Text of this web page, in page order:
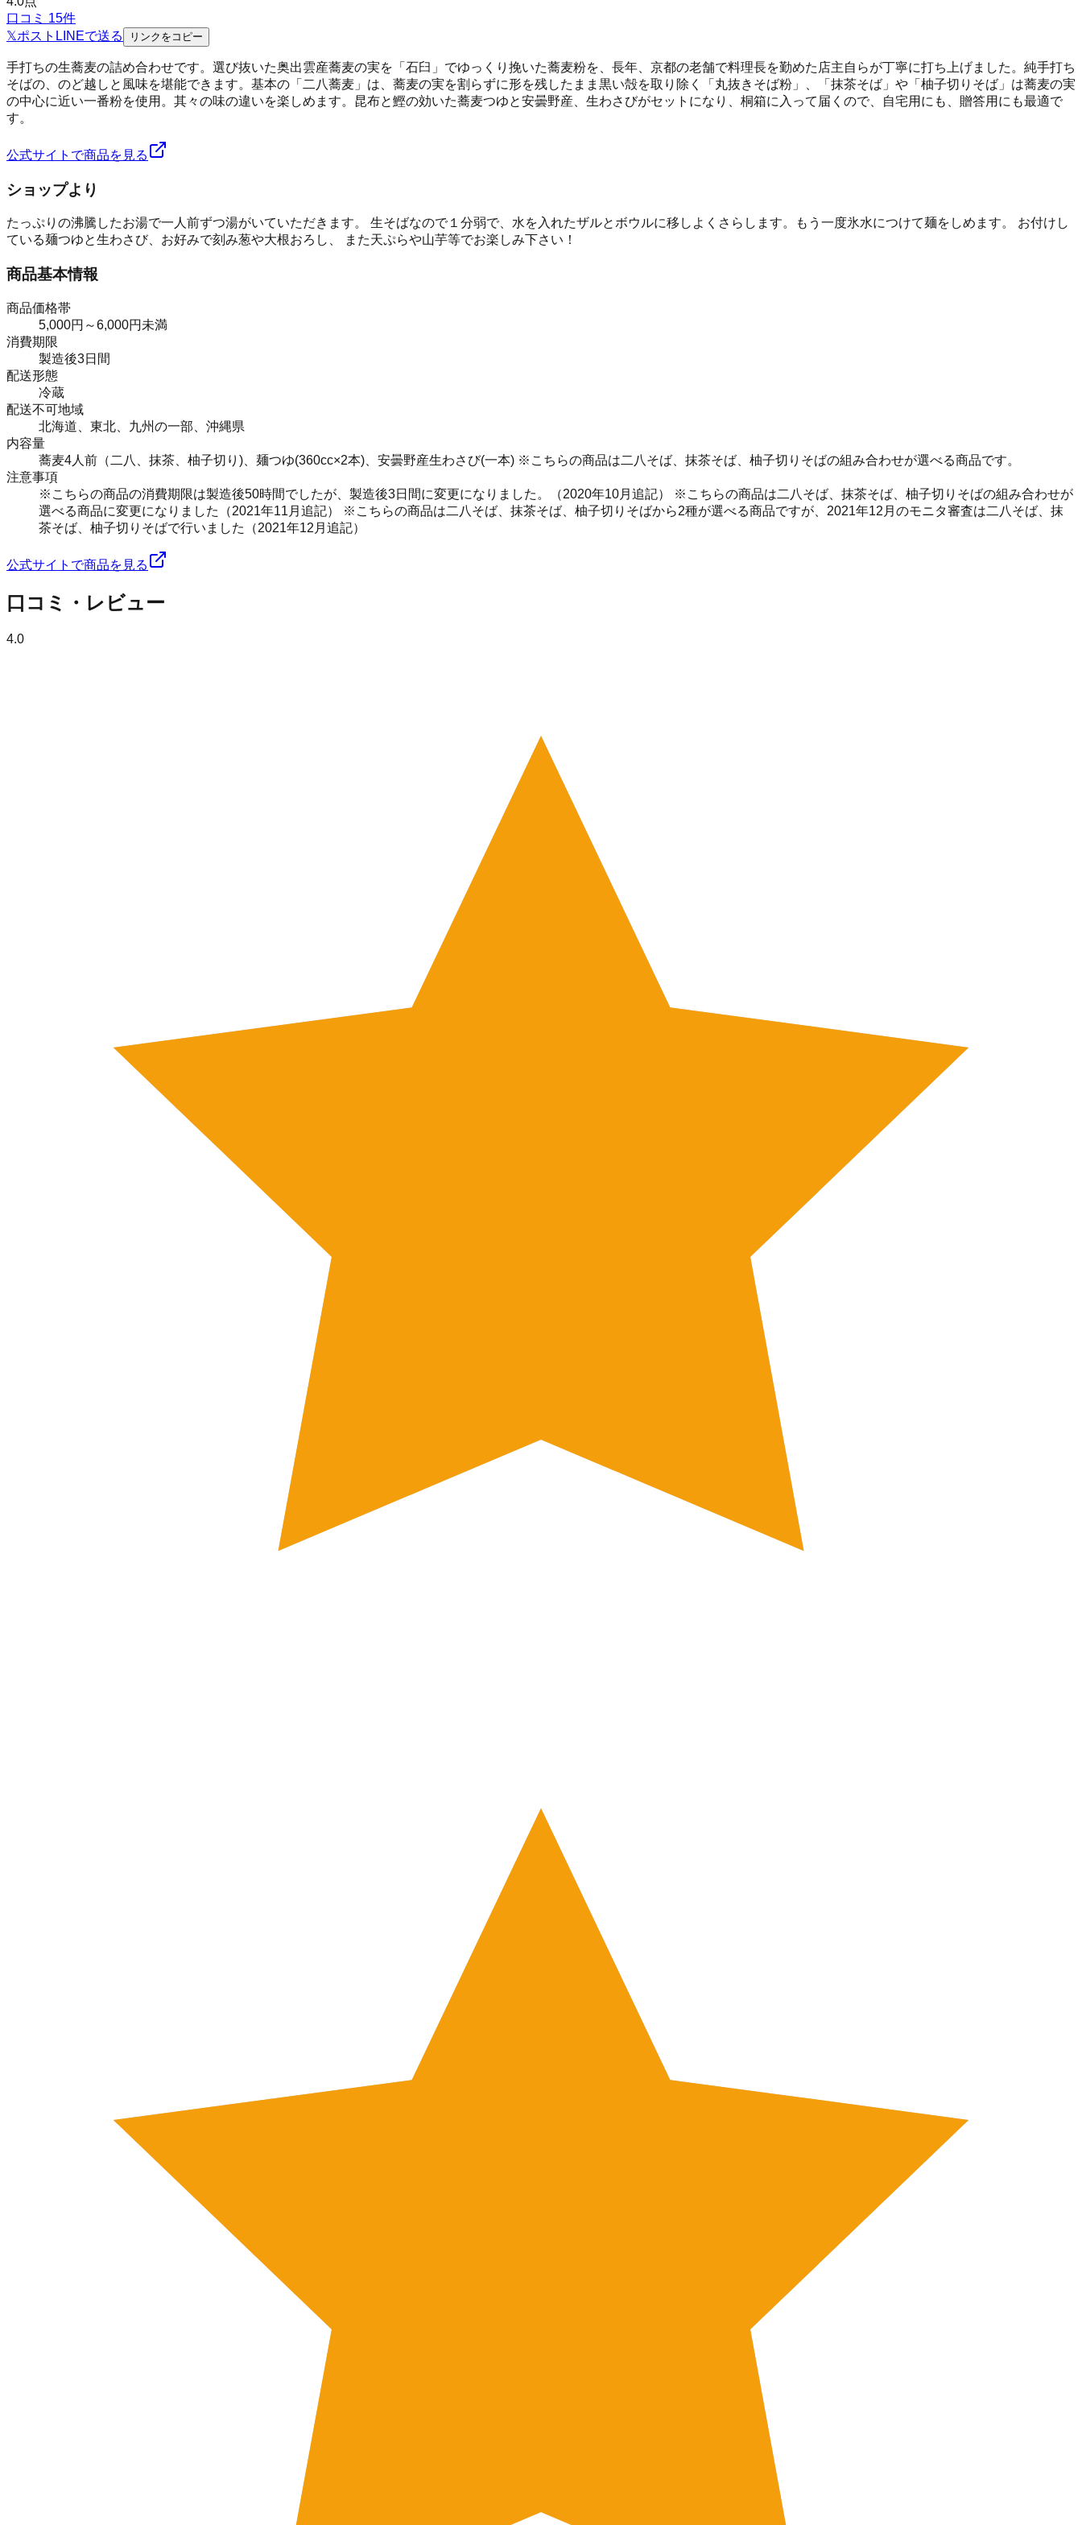
口コミ 15件
𝕏ポスト LINEで送る リンクをコピー
手打ちの生蕎麦の詰め合わせです。選び抜いた奥出雲産蕎麦の実を「石臼」でゆっくり挽いた蕎麦粉を、長年、京都の老舗で料理長を勤めた店主自らが丁寧に打ち上げました。純手打ち
そばの、のど越しと風味を堪能できます。基本の「二八蕎麦」は、蕎麦の実を割らずに形を残したまま黒い殻を取り除く「丸抜きそば粉」、「抹茶そば」や「柚子切りそば」は蕎麦の実
の中心に近い一番粉を使用。其々の味の違いを楽しめます。昆布と鰹の効いた蕎麦つゆと安曇野産、生わさびがセットになり、桐箱に入って届くので、自宅用にも、贈答用にも最適で
す。
公式サイトで商品を見る
ショップより
たっぷりの沸騰したお湯で一人前ずつ湯がいていただきます。 生そばなので１分弱で、水を入れたザルとボウルに移しよくさらします。もう一度氷水につけて麺をしめます。 お付けし
ている麺つゆと生わさび、お好みで刻み葱や大根おろし、 また天ぷらや山芋等でお楽しみ下さい！
商品基本情報
商品価格帯
5,000円～6,000円未満
消費期限
製造後3日間
配送形態
冷蔵
配送不可地域
北海道、東北、九州の一部、沖縄県
内容量
蕎麦4人前（二八、抹茶、柚子切り)、麺つゆ(360cc×2本)、安曇野産生わさび(一本) ※こちらの商品は二八そば、抹茶そば、柚子切りそばの組み合わせが選べる商品です。
注意事項
※こちらの商品の消費期限は製造後50時間でしたが、製造後3日間に変更になりました。（2020年10月追記） ※こちらの商品は二八そば、抹茶そば、柚子切りそばの組み合わせが
選べる商品に変更になりました（2021年11月追記） ※こちらの商品は二八そば、抹茶そば、柚子切りそばから2種が選べる商品ですが、2021年12月のモニタ審査は二八そば、抹
茶そば、柚子切りそばで行いました（2021年12月追記）
公式サイトで商品を見る
口コミ・レビュー
4.0